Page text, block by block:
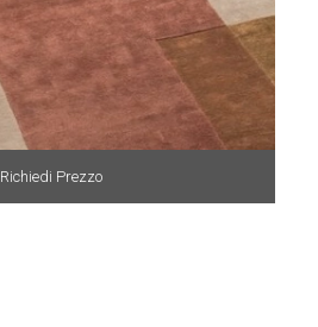
Richiedi Prezzo